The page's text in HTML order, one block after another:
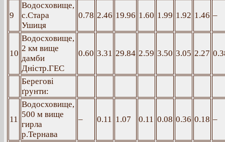
9
Водосховище,
с.Стара
Ушиця
0.78 2.46 19.96 1.60 1.99 1.92 1.46 –
10
Водосховище,
2 км вище
дамби
Дністр.ГЕС
0.60 3.31 29.84 2.59 3.50 3.05 2.27
Берегові
ґрунти:
11
Водосховище,
500 м вище
гирла
р.Тернава
– 0.11 1.07 0.11 0.08 0.36 0.18 –